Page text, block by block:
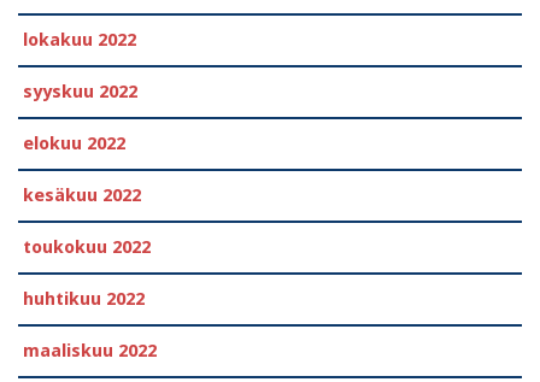
lokakuu 2022
syyskuu 2022
elokuu 2022
kesäkuu 2022
toukokuu 2022
huhtikuu 2022
maaliskuu 2022